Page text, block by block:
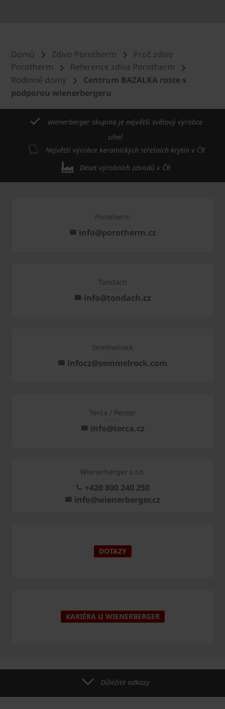
Domů Zdivo Porotherm
Proč zdivo
Porotherm
Reference zdiva Porotherm
Rodinné domy
Centrum BAZALKA roste s
podporou wienerbergeru
wienerberger skupina je největší světový výrobce
cihel
Největší výrobce keramických střešních krytin v ČR
Deset výrobních závodů v ČR
Porotherm
info@porotherm.cz
Tondach
info@tondach.cz
Semmelrock
infocz@semmelrock.com
Terca / Penter
info@terca.cz
Wienerberger s.r.o.
+420 800 240 250
info@wienerberger.cz
DOTAZY
KARIÉRA U WIENERBERGER
Důležité odkazy